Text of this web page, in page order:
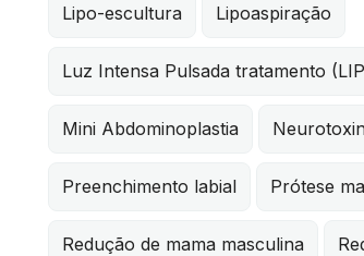
Lipo-escultura Lipoaspiração
Luz Intensa Pulsada tratamento
Mini Abdominoplastia
Preenchimento labial Prótese
Redução de mama masculina